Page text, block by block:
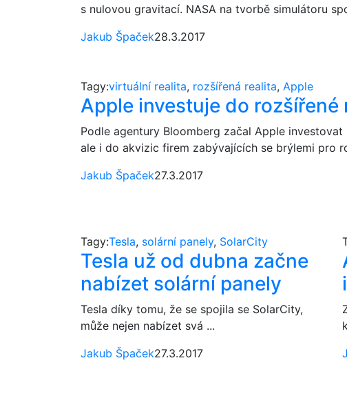
s nulovou gravitací. NASA na tvorbě simulátoru
Jakub Špaček28.3.2017
Tagy:virtuální realita, rozšířená realita, Apple
Apple investuje do rozšířené
Podle agentury Bloomberg začal Apple
ale i do akvizic firem zabývajících se brýlemi pro
Jakub Špaček27.3.2017
Tagy:Tesla, solární panely, SolarCity
Tesla už od dubna začne
nabízet solární panely
Tesla díky tomu, že se spojila se SolarCity,
může nejen nabízet svá ...
Jakub Špaček27.3.2017